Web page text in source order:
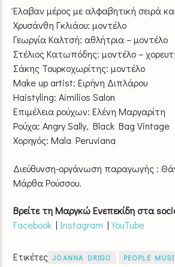
Έλαβαν μέρος με αλφαβητική σειρά
Χρυσάνθη Γκλιάου: μοντέλο
Γεωργία Καλτσή: αθλήτρια – μοντέλο
Στέλιος Κατωπόδης: μοντέλο –
Σάκης Τουρκοχωρίτης: μοντέλο
Make up artist: Ειρήνη Διπλάρου
Haistyling: Aimilios Salon
Επιμέλεια ρούχων: Ελένη Μαργαρίτη
Ρούχα: Angry Sally, Black Bag Vintage
Χορηγός: Mala Peruviana
Διεύθυνση-οργάνωση παραγωγής :
Μάρθα Ρούσσου.
Βρείτε τη Μαργκώ Ενεπεκίδη στα
Facebook | Instagram |YouTube
Ετικέτες JOANNA DRIGO
PEOPLE